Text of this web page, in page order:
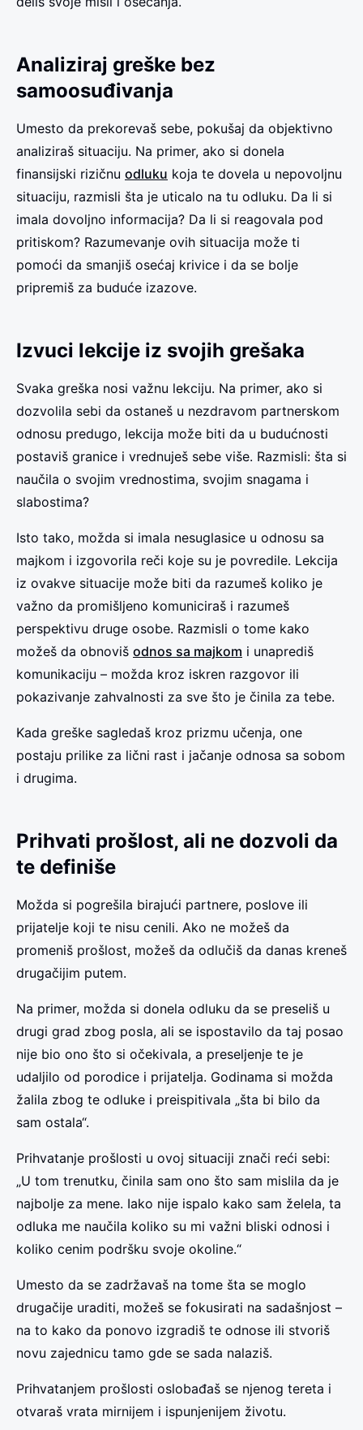
Analiziraj greške bez
samoosuđivanja
Umesto da prekorevaš sebe, pokušaj da objektivno
analiziraš situaciju. Na primer, ako si donela
finansijski rizičnu odluku koja te dovela u nepovoljnu
situaciju, razmisli šta je uticalo na tu odluku. Da li si
imala dovoljno informacija? Da li si reagovala pod
pritiskom? Razumevanje ovih situacija može ti
pomoći da smanjiš osećaj krivice i da se bolje
pripremiš za buduće izazove.
Izvuci lekcije iz svojih grešaka
Svaka greška nosi važnu lekciju. Na primer, ako si
dozvolila sebi da ostaneš u nezdravom partnerskom
odnosu predugo, lekcija može biti da u budućnosti
postaviš granice i vrednuješ sebe više. Razmisli: šta si
naučila o svojim vrednostima, svojim snagama i
slabostima?
Isto tako, možda si imala nesuglasice u odnosu sa
majkom i izgovorila reči koje su je povredile. Lekcija
iz ovakve situacije može biti da razumeš koliko je
važno da promišljeno komuniciraš i razumeš
perspektivu druge osobe. Razmisli o tome kako
možeš da obnoviš odnos sa majkom i unaprediš
komunikaciju – možda kroz iskren razgovor ili
pokazivanje zahvalnosti za sve što je činila za tebe.
Kada greške sagledaš kroz prizmu učenja, one
postaju prilike za lični rast i jačanje odnosa sa sobom
i drugima.
Prihvati prošlost, ali ne dozvoli da
te definiše
Možda si pogrešila birajući partnere, poslove ili
prijatelje koji te nisu cenili. Ako ne možeš da
promeniš prošlost, možeš da odlučiš da danas kreneš
drugačijim putem.
Na primer, možda si donela odluku da se preseliš u
drugi grad zbog posla, ali se ispostavilo da taj posao
nije bio ono što si očekivala, a preseljenje te je
udaljilo od porodice i prijatelja. Godinama si možda
žalila zbog te odluke i preispitivala „šta bi bilo da
sam ostala“.
Prihvatanje prošlosti u ovoj situaciji znači reći sebi:
„U tom trenutku, činila sam ono što sam mislila da je
najbolje za mene. Iako nije ispalo kako sam želela, ta
odluka me naučila koliko su mi važni bliski odnosi i
koliko cenim podršku svoje okoline.“
Umesto da se zadržavaš na tome šta se moglo
drugačije uraditi, možeš se fokusirati na sadašnjost –
na to kako da ponovo izgradiš te odnose ili stvoriš
novu zajednicu tamo gde se sada nalaziš.
Prihvatanjem prošlosti oslobađaš se njenog tereta i
otvaraš vrata mirnijem i ispunjenijem životu.